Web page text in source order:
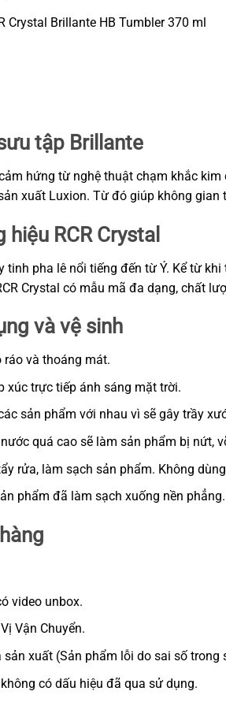
Crystal Brillante HB Tumbler 370 ml
tập Brillante
hứng từ nghệ thuật chạm khắc
xuất Luxion. Từ đó giúp không
RCR Crystal
tinh pha lê nổi tiếng đến từ Ý. Kể từ
Crystal có mẫu mã đa dạng, chất
và vệ sinh
ráo và thoáng mát.
xúc trực tiếp ánh sáng mặt trời.
sản phẩm với nhau vì sẽ gây trầy
quá cao sẽ làm sản phẩm bị nứt,
rửa, làm sạch sản phẩm. Không
phẩm đã làm sạch xuống nền
video unbox.
Vận Chuyển.
xuất (Sản phẩm lỗi do sai số
có dấu hiệu đã qua sử dụng.